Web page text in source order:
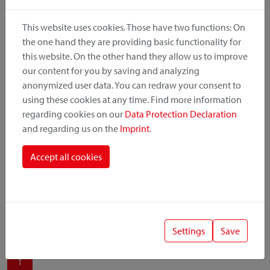
produit, le point de montage et le système de fixation.
Catégorie de produit
Position de montage
Système de fixation
1
This website uses cookies. Those have two functions: On
the one hand they are providing basic functionality for
this website. On the other hand they allow us to improve
our content for you by saving and analyzing
anonymized user data. You can redraw your consent to
using these cookies at any time. Find more information
regarding cookies on our Data Protection Declaration
and regarding us on the Imprint.
Accept all cookies
Settings Save